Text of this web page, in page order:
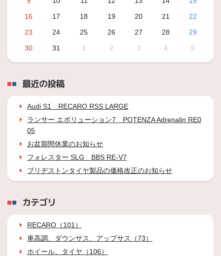
16
17 18 19 20 21
22
23
24 25 26 27 28
29
30
31 1 2 3 4 5
最近の投稿
Audi S1 RECARO RSS LARGE
ランサー エボリューション7 POTENZA Adrenalin RE0
05
お盆期間休業のお知らせ
フォレスター SLG BBS RE-V7
ブリヂストンタイヤ製品の価格改正のお知らせ
カテゴリ
RECARO（101）
車高調、ダウンサス、アップサス（73）
ホイール、タイヤ（106）